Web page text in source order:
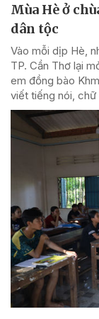
Mùa Hè ở
dân tộc
Vào mỗi dịp Hè,
TP. Cần Thơ lại
em đồng bào
viết tiếng nói,